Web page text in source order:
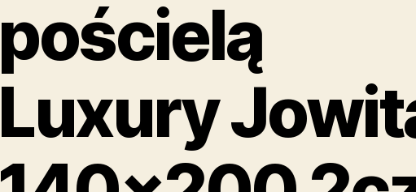
pościelą
Luxury